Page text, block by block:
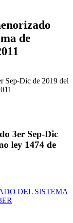
de
Sep-Dic de 2019 del
3er Sep-Dic
ley 1474 de
DEL SISTEMA